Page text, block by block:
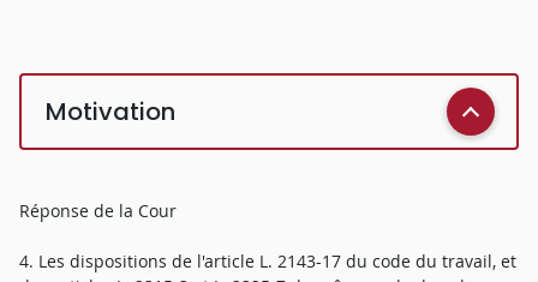
Motivation
Réponse de la Cour
4. Les dispositions de l'article L. 2143-17 du code du travail, et